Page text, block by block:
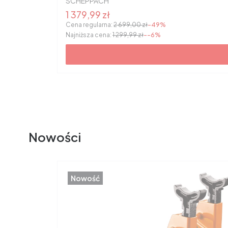
Cena promocyjna
1 379,99 zł
Cena regularna: 2 699,00 zł-49%
Najniższa cena: 1 299,99 zł--6%
Nowości
Nowość